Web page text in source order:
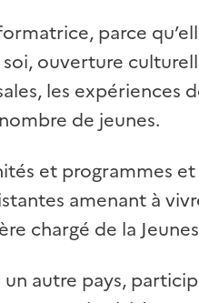
parce
ouverture
les expériences
de jeunes.
et programmes
amenant à
chargé de la
un autre pays,